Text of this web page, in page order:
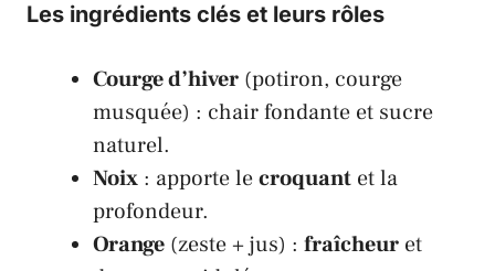
Les ingrédients clés et leurs rôles
Courge d’hiver (potiron, courge
musquée) : chair fondante et sucre
naturel.
Noix : apporte lecroquant et la
profondeur.
Orange (zeste + jus) : fraîcheur et